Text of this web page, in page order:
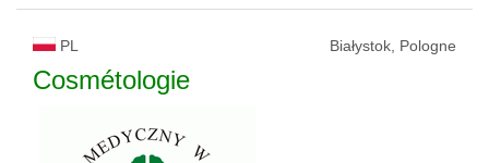
PL Białystok, Pologne
Cosmétologie